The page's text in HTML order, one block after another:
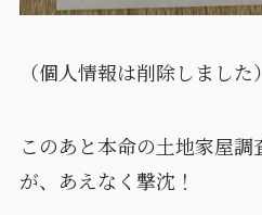
（個人情報は削除しました）
このあと本命の土地家屋
が、あえなく撃沈！